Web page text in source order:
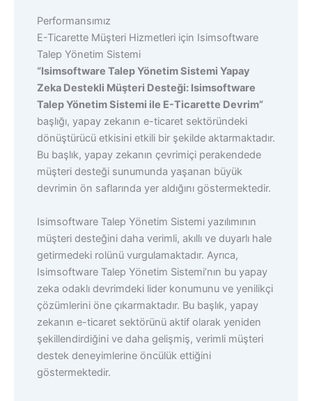
Performansımız
E-Ticarette Müşteri Hizmetleri için Isimsoftware
Talep Yönetim Sistemi
“Isimsoftware Talep Yönetim Sistemi Yapay
Zeka Destekli Müşteri Desteği: Isimsoftware
Talep Yönetim Sistemi ile E-Ticarette Devrim”
başlığı, yapay zekanın e-ticaret sektöründeki
dönüştürücü etkisini etkili bir şekilde aktarmaktadır.
Bu başlık, yapay zekanın çevrimiçi perakendede
müşteri desteği sunumunda yaşanan büyük
devrimin ön saflarında yer aldığını göstermektedir.
Isimsoftware Talep Yönetim Sistemi yazılımının
müşteri desteğini daha verimli, akıllı ve duyarlı hale
getirmedeki rolünü vurgulamaktadır. Ayrıca,
Isimsoftware Talep Yönetim Sistemi’nın bu yapay
zeka odaklı devrimdeki lider konumunu ve yenilikçi
çözümlerini öne çıkarmaktadır. Bu başlık, yapay
zekanın e-ticaret sektörünü aktif olarak yeniden
şekillendirdiğini ve daha gelişmiş, verimli müşteri
destek deneyimlerine öncülük ettiğini
göstermektedir.